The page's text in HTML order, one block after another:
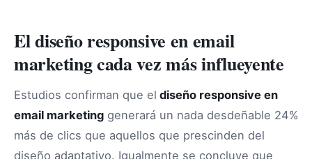
El diseño responsive en email
marketing cada vez más influeyente
Estudios confirman que el diseño responsive en
email marketing generará un nada desdeñable 24%
más de clics que aquellos que prescinden del
diseño adaptativo. Igualmente se concluye que